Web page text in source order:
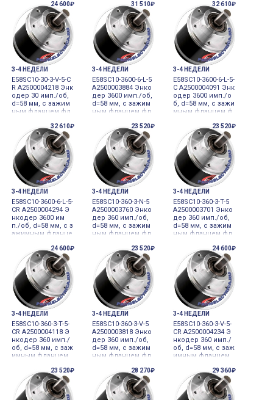
вала 10 мм 12-24V
DC инкременталь
ный датчик углов
ого перемещени
я
вала 10 мм 5VDC и
нкрементальный
датчик углового
перемещения
мм 5VDC инкреме
нтальный датчик
углового переме
щения
24 600₽
3-4 НЕДЕЛИ
E58SC10-30-3-V-5-C
R A2500004218 Энк
одер 30 имп./об,
d=58 мм, с зажим
ным фланцем фл
ла 10 мм 5VDC инк
рементальный да
тчик углового пе
ремещения
31 510₽
3-4 НЕДЕЛИ
E58SC10-3600-6-L-5
A2500003884 Энко
дер 3600 имп./об,
d=58 мм, с зажим
ным фланцем фл
ла 10 мм 5VDC инк
рементальный да
тчик углового пе
ремещения
32 610₽
3-4 НЕДЕЛИ
E58SC10-3600-6-L-5-
C A2500004091 Энк
одер 3600 имп./о
б, d=58 мм, с зажи
мным фланцем ф
ала 10 мм 5VDC ин
крементальный д
атчик углового пе
ремещения
32 610₽
3-4 НЕДЕЛИ
E58SC10-3600-6-L-5-
CR A2500004294 Э
нкодер 3600 им
п./об, d=58 мм, с з
ажимным фланце
р вала 10 мм 5VDC
инкрементальны
й датчик угловог
о перемещения
23 520₽
3-4 НЕДЕЛИ
E58SC10-360-3-N-5
A2500003760 Энко
дер 360 имп./об,
d=58 мм, с зажим
ным фланцем фл
ла 10 мм 5VDC инк
рементальный да
тчик углового пе
ремещения
23 520₽
3-4 НЕДЕЛИ
E58SC10-360-3-T-5
A2500003701 Энко
дер 360 имп./об,
d=58 мм, с зажим
ным фланцем фл
ла 10 мм 5VDC инк
рементальный да
тчик углового пе
ремещения
24 600₽
3-4 НЕДЕЛИ
E58SC10-360-3-T-5-
CR A2500004118 Э
нкодер 360 имп./
об, d=58 мм, с заж
имным фланцем
вала 10 мм 5VDC и
нкрементальный
датчик углового
перемещения
23 520₽
3-4 НЕДЕЛИ
E58SC10-360-3-V-5
A2500003818 Энко
дер 360 имп./об,
d=58 мм, с зажим
ным фланцем фл
ла 10 мм 5VDC инк
рементальный да
тчик углового пе
ремещения
24 600₽
3-4 НЕДЕЛИ
E58SC10-360-3-V-5-
CR A2500004234 Э
нкодер 360 имп./
об, d=58 мм, с заж
имным фланцем
вала 10 мм 5VDC и
нкрементальный
датчик углового
перемещения
23 520₽ 28 270₽ 29 360₽